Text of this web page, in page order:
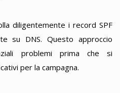
diligentemente i record SPF
su DNS. Questo approccio
problemi prima che si
per la campagna.